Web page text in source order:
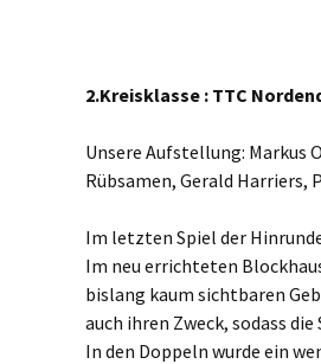
2.Kreisklasse : TTC
Unsere Aufstellung: Markus
Rübsamen, Gerald Harriers,
Im letzten Spiel der
Im neu errichteten
bislang kaum sichtbaren
auch ihren Zweck, sodass
In den Doppeln wurde ein